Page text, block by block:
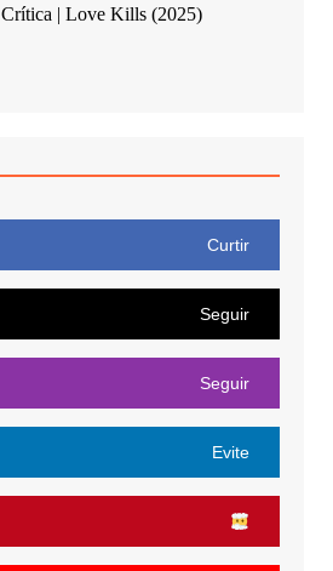
Crítica | Love Kills (2025)
Curtir
Seguir
Seguir
Evite